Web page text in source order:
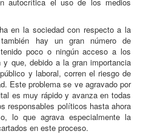
en la sociedad con respecto a la
hay un gran número de
poco o ningún acceso a los
que, debido a la gran importancia
y laboral, corren el riesgo de
Este problema se ve agravado por
es muy rápido y avanza en todas
responsables políticos hasta ahora
lo que agrava especialmente la
en este proceso.